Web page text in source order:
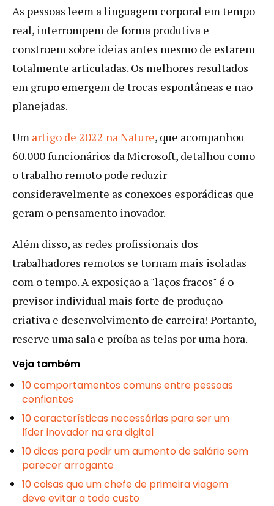
As pessoas leem a linguagem corporal em tempo
real, interrompem de forma produtiva e
constroem sobre ideias antes mesmo de estarem
totalmente articuladas. Os melhores resultados
em grupo emergem de trocas espontâneas e não
planejadas.
Um artigo de 2022 na Nature, que acompanhou
60.000 funcionários da Microsoft, detalhou como
o trabalho remoto pode reduzir
consideravelmente as conexões esporádicas que
geram o pensamento inovador.
Além disso, as redes profissionais dos
trabalhadores remotos se tornam mais isoladas
com o tempo. A exposição a "laços fracos" é o
previsor individual mais forte de produção
criativa e desenvolvimento de carreira! Portanto,
reserve uma sala e proíba as telas por uma hora.
Veja também
10 comportamentos comuns entre pessoas
confiantes
10 características necessárias para ser um
líder inovador na era digital
10 dicas para pedir um aumento de salário sem
parecer arrogante
10 coisas que um chefe de primeira viagem
deve evitar a todo custo